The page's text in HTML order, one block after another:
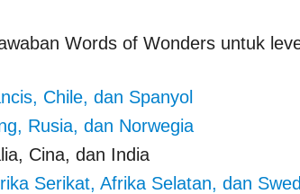
Words of Wonders untuk
Chile, dan Spanyol
Rusia, dan Norwegia
Cina, dan India
Serikat, Afrika Selatan, dan